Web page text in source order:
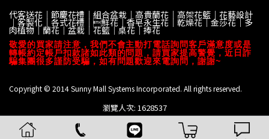
代客送花｜節慶花禮｜組合盆栽｜高貴蘭花｜高架花籃｜花藝設計
｜客製化｜各式花禮｜鮮花｜香皂永生花｜乾燥花｜金莎花｜多
肉植物｜蘭花｜盆栽｜花籃｜桌花｜捧花
敬愛的買家請注意，我們不會主動打電話詢問客戶滿意度或是
轉帳約定帳戶扣款諸如此類的問題，請買家提高警覺，近日詐
騙集團很多謹防受騙，如有問題歡迎來電詢問，謝謝~
Copyright © 2014 Sunny Mall Systems Incorporated. All rights reserved.
瀏覽人次: 1628537